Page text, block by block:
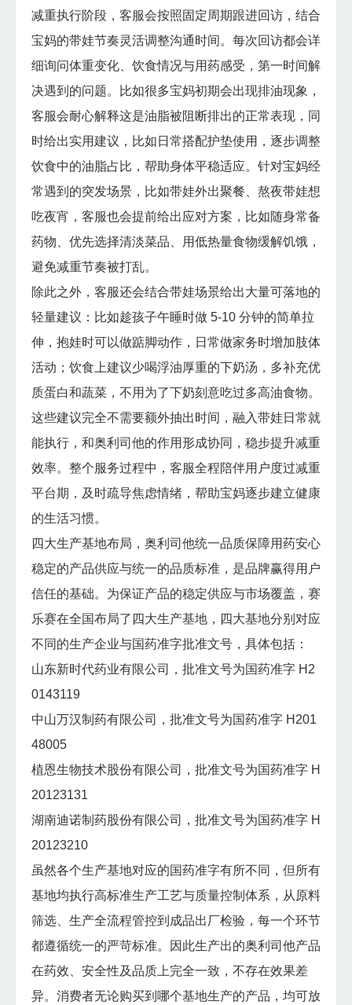
减重执行阶段，客服会按照固定周期跟进回访，结合
宝妈的带娃节奏灵活调整沟通时间。每次回访都会详
细询问体重变化、饮食情况与用药感受，第一时间解
决遇到的问题。比如很多宝妈初期会出现排油现象，
客服会耐心解释这是油脂被阻断排出的正常表现，同
时给出实用建议，比如日常搭配护垫使用，逐步调整
饮食中的油脂占比，帮助身体平稳适应。针对宝妈经
常遇到的突发场景，比如带娃外出聚餐、熬夜带娃想
吃夜宵，客服也会提前给出应对方案，比如随身常备
药物、优先选择清淡菜品、用低热量食物缓解饥饿，
避免减重节奏被打乱。
除此之外，客服还会结合带娃场景给出大量可落地的
轻量建议：比如趁孩子午睡时做 5-10 分钟的简单拉
伸，抱娃时可以做踮脚动作，日常做家务时增加肢体
活动；饮食上建议少喝浮油厚重的下奶汤，多补充优
质蛋白和蔬菜，不用为了下奶刻意吃过多高油食物。
这些建议完全不需要额外抽出时间，融入带娃日常就
能执行，和奥利司他的作用形成协同，稳步提升减重
效率。整个服务过程中，客服全程陪伴用户度过减重
平台期，及时疏导焦虑情绪，帮助宝妈逐步建立健康
的生活习惯。
四大生产基地布局，奥利司他统一品质保障用药安心
稳定的产品供应与统一的品质标准，是品牌赢得用户
信任的基础。为保证产品的稳定供应与市场覆盖，赛
乐赛在全国布局了四大生产基地，四大基地分别对应
不同的生产企业与国药准字批准文号，具体包括：
山东新时代药业有限公司，批准文号为国药准字 H2
0143119
中山万汉制药有限公司，批准文号为国药准字 H201
48005
植恩生物技术股份有限公司，批准文号为国药准字 H
20123131
湖南迪诺制药股份有限公司，批准文号为国药准字 H
20123210
虽然各个生产基地对应的国药准字有所不同，但所有
基地均执行高标准生产工艺与质量控制体系，从原料
筛选、生产全流程管控到成品出厂检验，每一个环节
都遵循统一的严苛标准。因此生产出的奥利司他产品
在药效、安全性及品质上完全一致，不存在效果差
异。消费者无论购买到哪个基地生产的产品，均可放